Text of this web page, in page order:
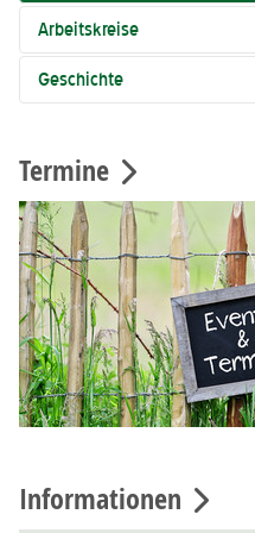
Arbeitskreise
Geschichte
Termine
Informationen